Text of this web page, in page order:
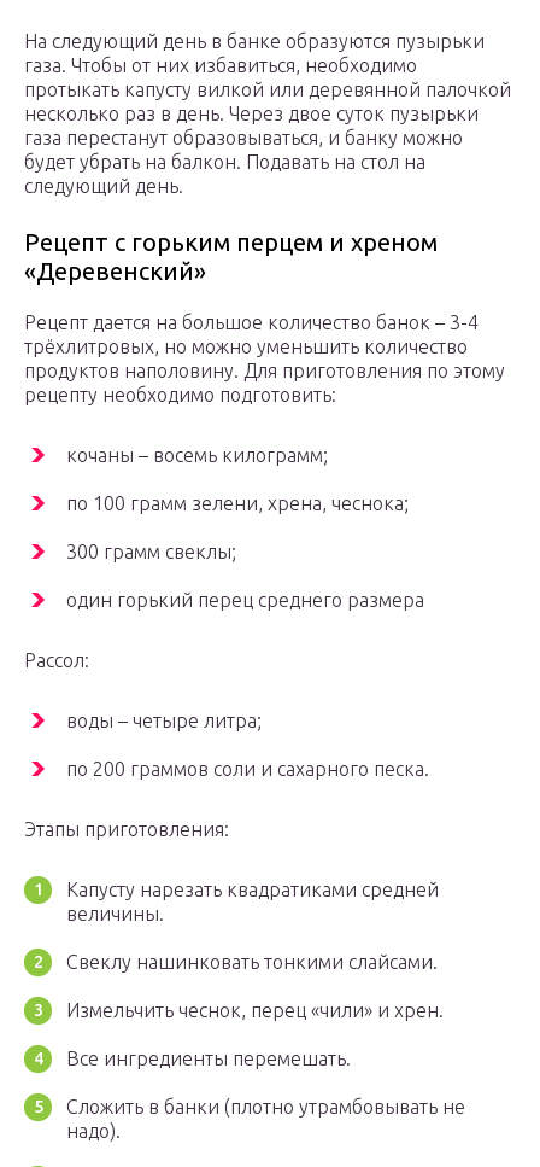
На следующий день в банке образуются пузырьки
газа. Чтобы от них избавиться, необходимо
протыкать капусту вилкой или деревянной палочкой
несколько раз в день. Через двое суток пузырьки
газа перестанут образовываться, и банку можно
будет убрать на балкон. Подавать на стол на
следующий день.
Рецепт с горьким перцем и хреном
«Деревенский»
Рецепт дается на большое количество банок – 3-4
трёхлитровых, но можно уменьшить количество
продуктов наполовину. Для приготовления по этому
рецепту необходимо подготовить:
кочаны – восемь килограмм;
по 100 грамм зелени, хрена, чеснока;
300 грамм свеклы;
один горький перец среднего размера
Рассол:
воды – четыре литра;
по 200 граммов соли и сахарного песка.
Этапы приготовления:
Капусту нарезать квадратиками средней
величины.
Свеклу нашинковать тонкими слайсами.
Измельчить чеснок, перец «чили» и хрен.
Все ингредиенты перемешать.
Сложить в банки (плотно утрамбовывать не
надо).